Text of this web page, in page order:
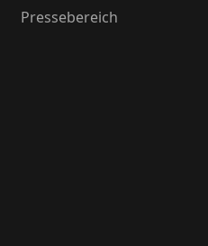
Pressebereich